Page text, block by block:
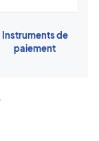
Instruments de
paiement